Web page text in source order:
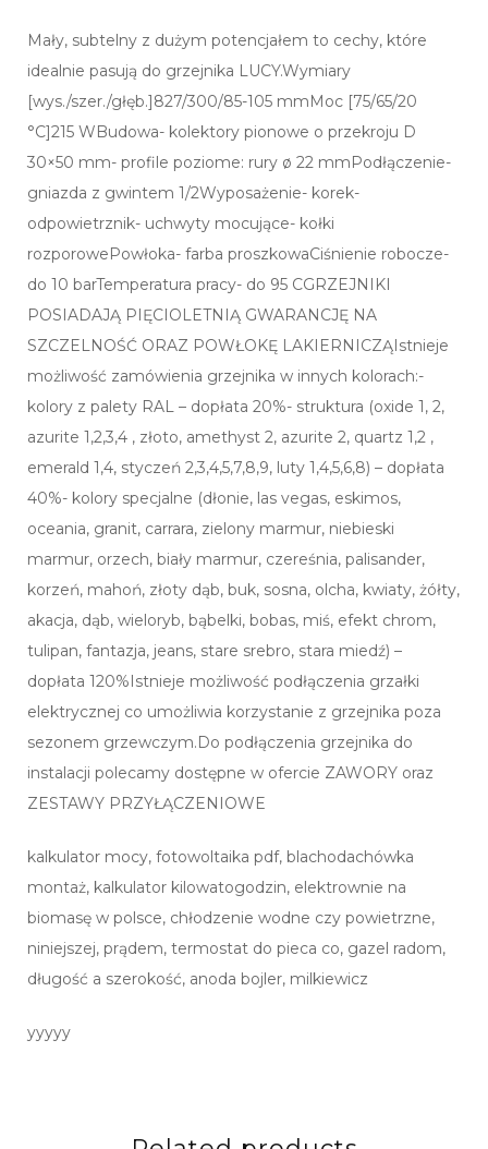
Mały, subtelny z dużym potencjałem to cechy, które
idealnie pasują do grzejnika LUCY.Wymiary
[wys./szer./głęb.]827/300/85-105 mmMoc [75/65/20
°C]215 WBudowa- kolektory pionowe o przekroju D
30×50 mm- profile poziome: rury ø 22 mmPodłączenie-
gniazda z gwintem 1/2Wyposażenie- korek-
odpowietrznik- uchwyty mocujące- kołki
rozporowePowłoka- farba proszkowaCiśnienie robocze-
do 10 barTemperatura pracy- do 95 CGRZEJNIKI
POSIADAJĄ PIĘCIOLETNIĄ GWARANCJĘ NA
SZCZELNOŚĆ ORAZ POWŁOKĘ LAKIERNICZĄIstnieje
możliwość zamówienia grzejnika w innych kolorach:-
kolory z palety RAL – dopłata 20%- struktura (oxide 1, 2,
azurite 1,2,3,4 , złoto, amethyst 2, azurite 2, quartz 1,2 ,
emerald 1,4, styczeń 2,3,4,5,7,8,9, luty 1,4,5,6,8) – dopłata
40%- kolory specjalne (dłonie, las vegas, eskimos,
oceania, granit, carrara, zielony marmur, niebieski
marmur, orzech, biały marmur, czereśnia, palisander,
korzeń, mahoń, złoty dąb, buk, sosna, olcha, kwiaty, żółty,
akacja, dąb, wieloryb, bąbelki, bobas, miś, efekt chrom,
tulipan, fantazja, jeans, stare srebro, stara miedź) –
dopłata 120%Istnieje możliwość podłączenia grzałki
elektrycznej co umożliwia korzystanie z grzejnika poza
sezonem grzewczym.Do podłączenia grzejnika do
instalacji polecamy dostępne w ofercie ZAWORY oraz
ZESTAWY PRZYŁĄCZENIOWE
kalkulator mocy, fotowoltaika pdf, blachodachówka
montaż, kalkulator kilowatogodzin, elektrownie na
biomasę w polsce, chłodzenie wodne czy powietrzne,
niniejszej, prądem, termostat do pieca co, gazel radom,
długość a szerokość, anoda bojler, milkiewicz
yyyyy